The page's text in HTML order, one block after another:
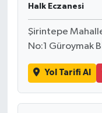
Halk Eczanesi
Şirintepe
No:1 Güroymak
Yol Tarifi Al